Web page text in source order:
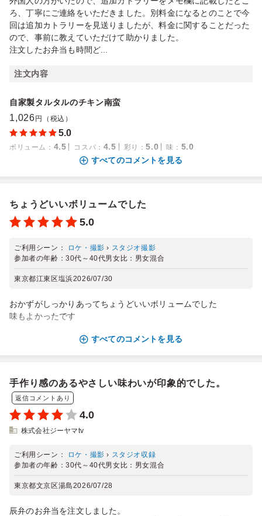
ろ、丁寧にご連絡をいただきました。別料金になるとのことで今
回は追加カトラリーを見送りましたが、料金に関することだった
ので、事前に教えていただけて助かりました。
注文したお弁当も時間ど...
注文内容
自家製タルタルのチキン南蛮
1,026 円（税込）
5.0
ボリューム ： 4.5 コスパ ： 4.5 彩り ：5.0 味 ： 5.0
すべてのコメントを見る
ちょうどいいボリュームでした
5.0
ご利用シーン： ロケ・撮影 › スタジオ撮影
参加者の年齢：30代～40代男女比： 男女混合
東京都江東区塩浜2026/07/30
おかずがしっかりあってちょうどいいボリュームでした
味もよかったです
すべてのコメントを見る
手作り感のあるやさしい味わいが印象的でした。
返信コメントあり
4.0
株式会社ジーヤマtv
ご利用シーン： ロケ・撮影 › スタジオ収録
参加者の年齢：30代～40代男女比： 男女混合
東京都文京区湯島2026/07/28
辰弁のお弁当を注文しました。